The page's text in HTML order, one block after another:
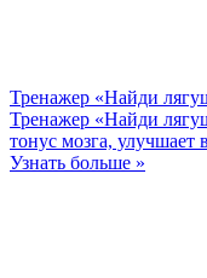
Тренажер «Найди
Тренажер «Найди
тонус мозга, улучшает
Узнать больше »